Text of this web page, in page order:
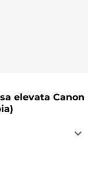
elevata Canon